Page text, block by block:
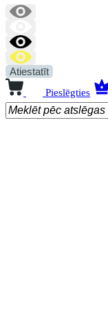
Atiestatīt
Pieslēgties